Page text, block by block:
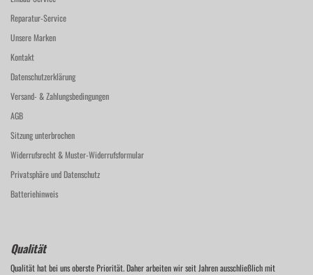
Reparatur-Service
Unsere Marken
Kontakt
Datenschutzerklärung
Versand- & Zahlungsbedingungen
AGB
Sitzung unterbrochen
Widerrufsrecht & Muster-Widerrufsformular
Privatsphäre und Datenschutz
Batteriehinweis
Qualität
Qualität hat bei uns oberste Priorität. Daher arbeiten wir seit Jahren ausschließlich mit